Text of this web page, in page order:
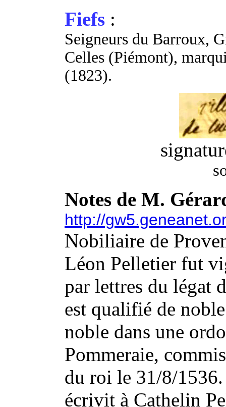
Fiefs :
Seigneurs du Barroux,
Celles (Piémont),
(1823).
Notes de M.
http://
Nobiliaire de
Léon Pelletier fut
par lettres du légat
est qualifié de
noble dans une
Pommeraie,
du roi le 31/8/
écrivit à Cathelin